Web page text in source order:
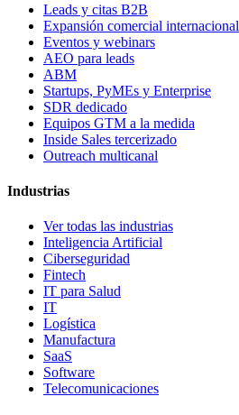
Leads y citas B2B
Expansión comercial internacional
Eventos y webinars
AEO para leads
ABM
Startups, PyMEs y Enterprise
SDR dedicado
Equipos GTM a la medida
Inside Sales tercerizado
Outreach multicanal
Industrias
Ver todas las industrias
Inteligencia Artificial
Ciberseguridad
Fintech
IT para Salud
IT
Logística
Manufactura
SaaS
Software
Telecomunicaciones